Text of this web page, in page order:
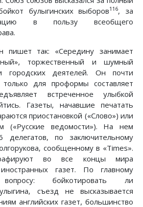
булыгинских выборов116, за
в пользу всеобщего
так: «Середину занимает
торжественный и шумный
городских деятелей. Он почти
только для проформы составляет
встреченное улыбкой
Газеты, начавшие печатать
приостановкой («Слово») или
(«Русские ведомости»). На нем
делегатов, по заключительному
сообщенному в «Times».
во все концы мира
газет. По главному
вопросу: бойкотировать ли
съезд не высказывается
английских газет, большинство